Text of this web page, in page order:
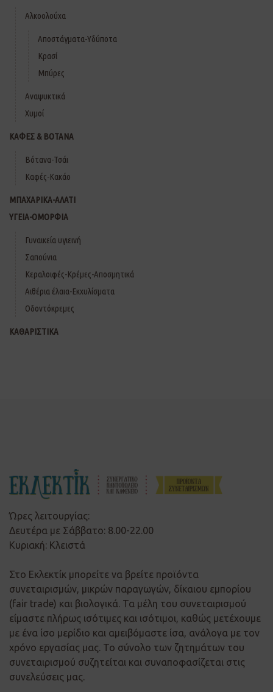
Αλκοολούχα
Αποστάγματα-Υδύποτα
Κρασί
Μπύρες
Αναψυκτικά
Χυμοί
ΚΑΦΕΣ & ΒΟΤΑΝΑ
Βότανα-Τσάι
Καφές-Κακάο
ΜΠΑΧΑΡΙΚΑ-ΑΛΑΤΙ
ΥΓΕΙΑ-ΟΜΟΡΦΙΑ
Γυναικεία υγιεινή
Σαπούνια
Κεραλοιφές-Κρέμες-Αποσμητικά
Αιθέρια έλαια-Εκχυλίσματα
Οδοντόκρεμες
ΚΑΘΑΡΙΣΤΙΚΑ
Ώρες λειτουργίας:
Δευτέρα με Σάββατο: 8.00-22.00
Κυριακή: Κλειστά
Στο Εκλεκτίκ μπορείτε να βρείτε προϊόντα
συνεταιρισμών, μικρών παραγωγών, δίκαιου εμπορίου
(fair trade) και βιολογικά. Τα μέλη του συνεταιρισμού
είμαστε πλήρως ισότιμες και ισότιμοι, καθώς μετέχουμε
με ένα ίσο μερίδιο και αμειβόμαστε ίσα, ανάλογα με τον
χρόνο εργασίας μας. Το σύνολο των ζητημάτων του
συνεταιρισμού συζητείται και συναποφασίζεται στις
συνελεύσεις μας.